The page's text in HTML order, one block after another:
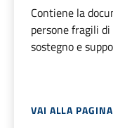
Contiene la
persone fragili
sostegno e
VAI ALLA PAGINA